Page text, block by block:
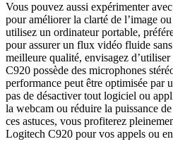
Vous pouvez aussi expérimenter
pour améliorer la clarté de l’image
utilisez un ordinateur portable,
pour assurer un flux vidéo fluide
meilleure qualité, envisagez
C920 possède des microphones
performance peut être optimisée par
pas de désactiver tout logiciel ou
la webcam ou réduire la puissance
ces astuces, vous profiterez
Logitech C920 pour vos appels ou